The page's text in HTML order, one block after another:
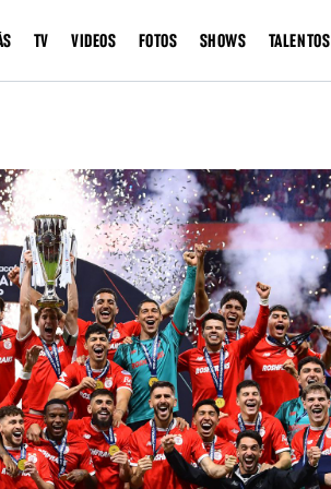
TV VIDEOS FOTOS SHOWS TALENTOS